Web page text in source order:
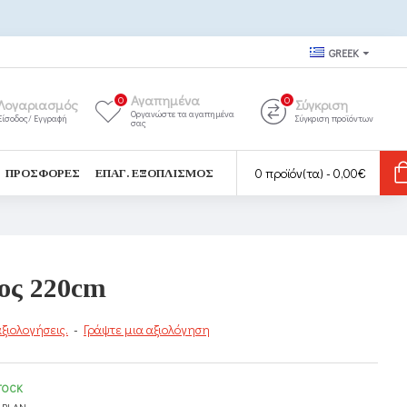
GREEK
Εγγραφή
Αγαπημένα
Οργανώστε τα αγαπημένα
σας
0 Σύγκριση
Σύγκριση προϊόντων
0
ΠΡΟΣΦΟΡΈΣ ΕΠΑΓ. ΕΞΟΠΛΙΣΜΌΣ 0 προϊόν(τα) - 0,00€
220cm
- Γράψτε μια αξιολόγηση